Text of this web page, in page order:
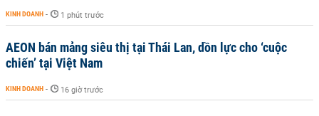
KINH DOANH - 1 phút trước
AEON bán mảng siêu thị tại Thái Lan, dồn lực cho ‘cuộc
chiến’ tại Việt Nam
KINH DOANH - 16 giờ trước